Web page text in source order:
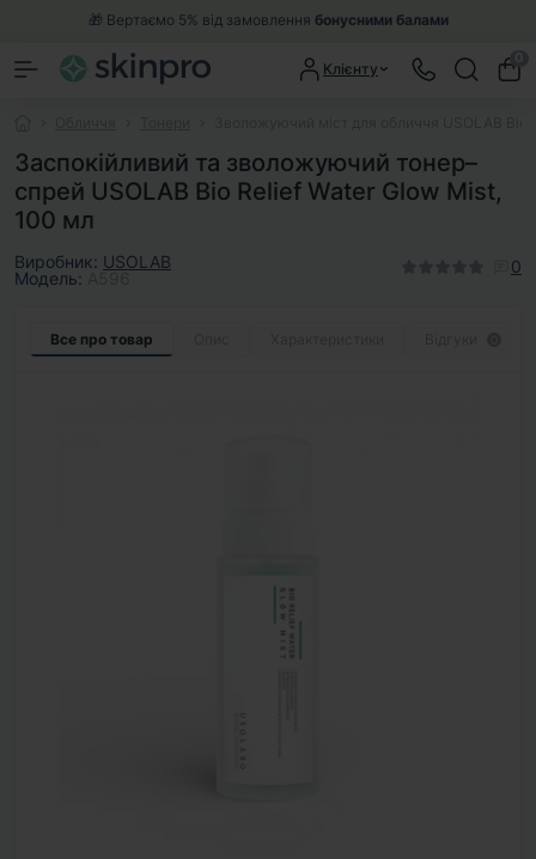
🎁 Вертаємо 5% від замовлення бонусними балами
Клієнту
Заспокійливий та зволожуючий тонер–
спрей USOLAB Bio Relief Water Glow Mist,
100 мл
Виробник: USOLAB
Модель:
0
Все про товар